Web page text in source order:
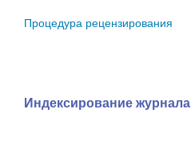
Процедура рецензирования
Индексирование журнала